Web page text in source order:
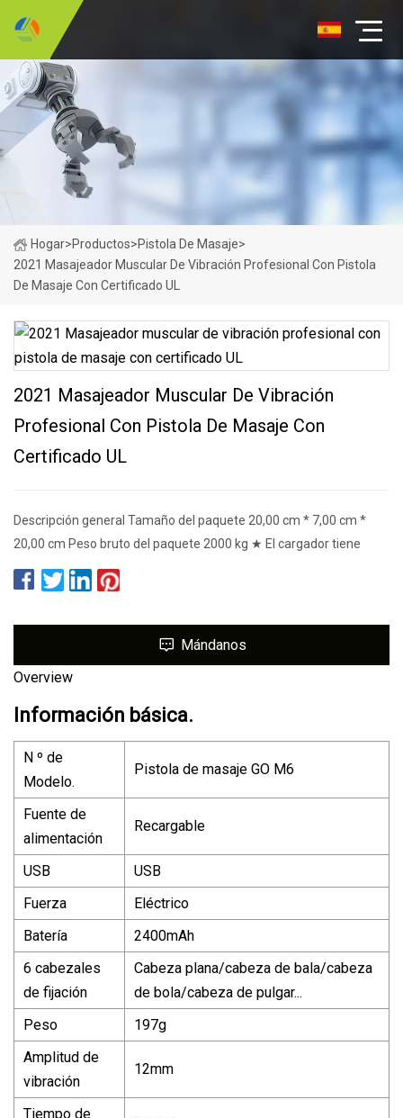
Hogar>Productos>Pistola De Masaje>
2021 Masajeador Muscular De Vibración Profesional Con Pistola
De Masaje Con Certificado UL
2021 Masajeador Muscular De Vibración
Profesional Con Pistola De Masaje Con
Certificado UL
Descripción general Tamaño del paquete 20,00 cm * 7,00 cm *
20,00 cm Peso bruto del paquete 2000 kg ★ El cargador tiene
Mándanos
Overview
Información básica.
N º de
Modelo.
Pistola de masaje GO M6
Fuente de
alimentación
Recargable
USB
USB
Fuerza
Eléctrico
Batería
2400mAh
6 cabezales
de fijación
Cabeza plana/cabeza de bala/cabeza
de bola/cabeza de pulgar...
Peso
197g
Amplitud de
vibración
12mm
Tiempo de